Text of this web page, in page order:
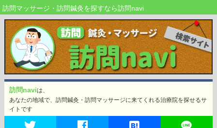
訪問マッサージ・訪問鍼灸を探すなら訪問navi
訪問naviは、
あなたの地域で、訪問鍼灸・訪問マッサージに来てくれる治療院を探せるサ
イトです